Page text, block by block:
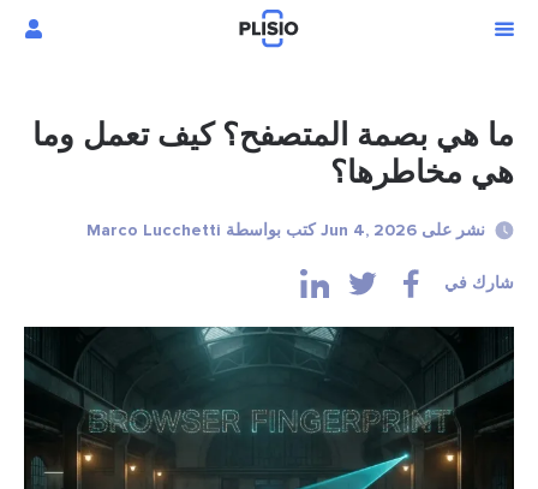
ما هي بصمة المتصفح؟ كيف تعمل وما
هي مخاطرها؟
نشر على Jun 4, 2026 كتب بواسطة Marco Lucchetti
شارك في